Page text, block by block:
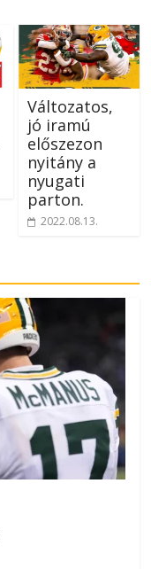
Változatos,
jó iramú
előszezon
nyitány a
nyugati
parton.
2022.08.13.